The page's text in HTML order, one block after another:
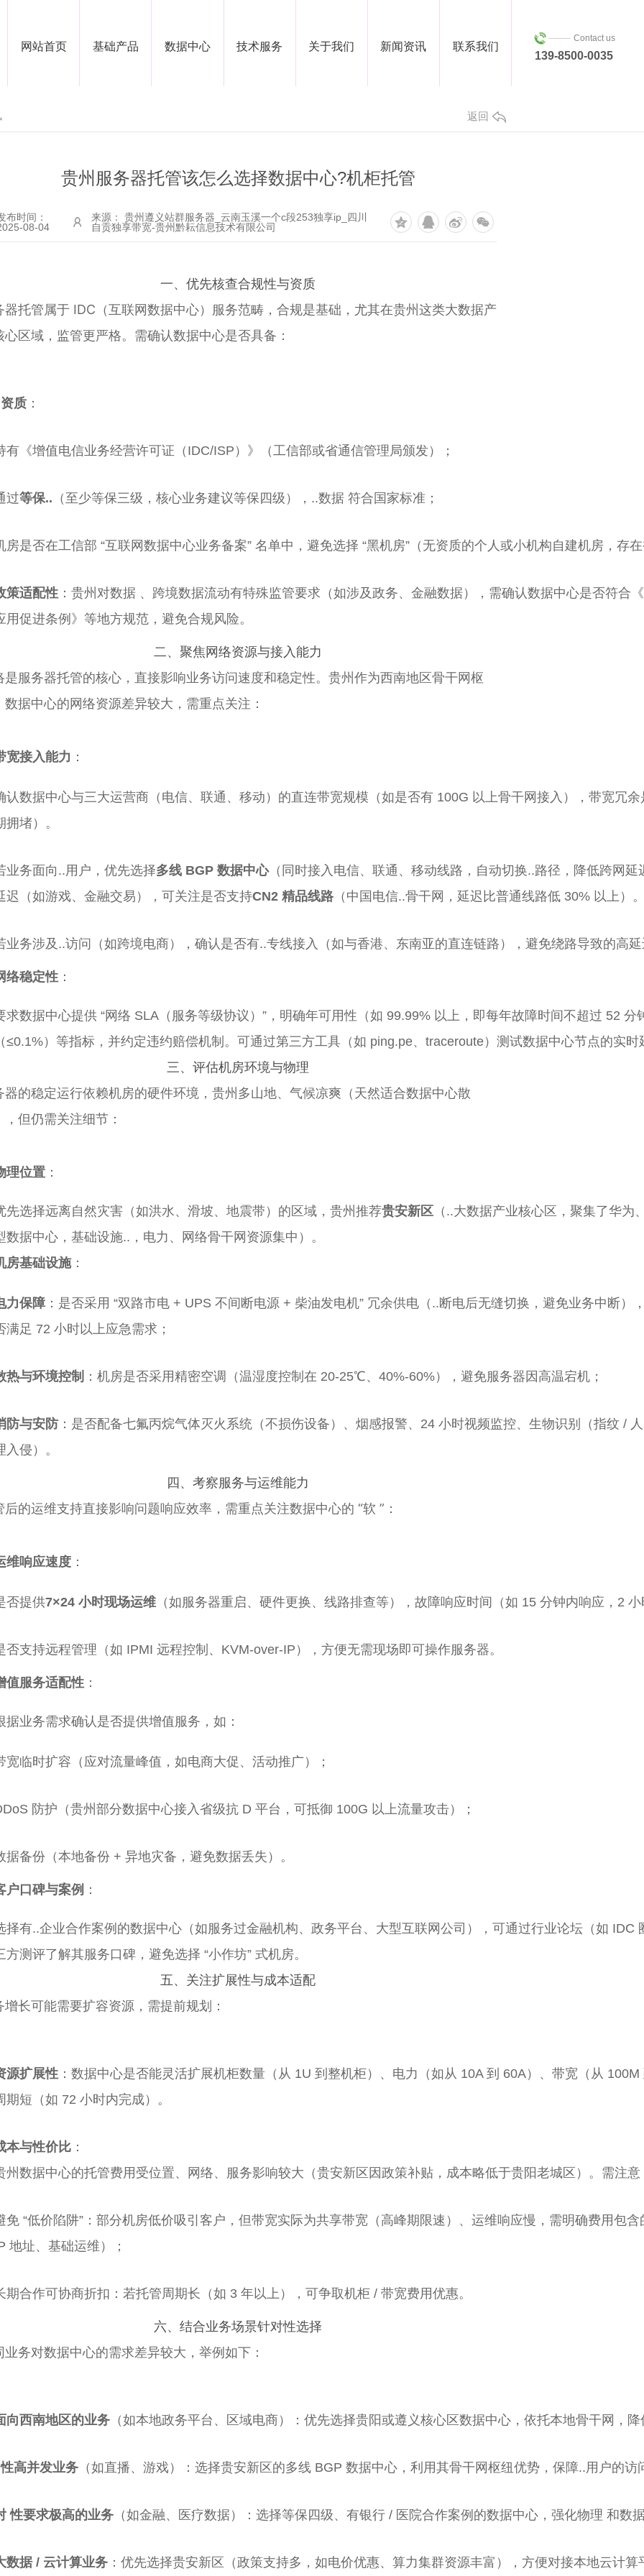
网站首页 基础产品 数据中心 技术服务 关于我们 新闻资讯 联系我们
Contact us
139-8500-0035
返回
贵州服务器托管该怎么选择数据中心?机柜托管
布时间：
08-04
来源： 贵州遵义站群服务器_云南玉溪一个c段253独享ip_四川
自贡独享带宽-贵州黔耘信息技术有限公司
一、优先核查合规性与资质
器托管属于 IDC（互联网数据中心）服务范畴，合规是基础，尤其在贵州这类大数据产
心区域，监管更严格。需确认数据中心是否具备：
质 ：
有《增值电信业务经营许可证（IDC/ISP）》（工信部或省通信管理局颁发）；
过等保.. （至少等保三级，核心业务建议等保四级），..数据 符合国家标准；
房是否在工信部 “互联网数据中心业务备案” 名单中，避免选择 “黑机房”（无资质的个人或小机构自建机房，存
策适配性 ：贵州对数据 、跨境数据流动有特殊监管要求（如涉及政务、金融数据），需确认数据中心是否符合
用促进条例》等地方规范，避免合规风险。
二、聚焦 网络资源与接入能力
是服务器托管的核心，直接影响业务访问速度和稳定性。贵州作为西南地区骨干网枢
数据中心的网络资源差异较大，需重点关注：
宽接入能力 ：
认数据中心与三大运营商（电信、联通、移动）的直连带宽规模（如是否有 100G 以上骨干网接入），带宽冗
拥堵）。
业务面向..用户，优先选择多线 BGP 数据中心（同时接入电信、联通、移动线路，自动切换..路径，降低跨网延
迟（如游戏、金融交易），可关注是否支持CN2 精品线路 （中国电信..骨干网，延迟比普通线路低 30% 以上）
业务涉及..访问（如跨境电商），确认是否有..专线接入（如与香港、东南亚的直连链路），避免绕路导致的高
络稳定性 ：
求数据中心提供 “网络 SLA（服务等级协议）”，明确年可用性（如 99.99% 以上，即每年故障时间不超过 52 分
≤0.1%）等指标，并约定违约赔偿机制。可通过第三方工具（如 ping.pe、traceroute）测试数据中心节点的实时
三、评估机房环境与物理
器的稳定运行依赖机房的硬件环境，贵州多山地、气候凉爽（天然适合数据中心散
，但仍需关注细节：
理位置 ：
先选择远离自然灾害（如洪水、滑坡、地震带）的区域，贵州推荐贵安新区 （..大数据产业核心区，聚集了华为
数据中心，基础设施..，电力、网络骨干网资源集中）。
房基础设施：
力保障 ：是否采用 “双路市电 + UPS 不间断电源 + 柴油发电机” 冗余供电（..断电后无缝切换，避免业务中断）
满足 72 小时以上应急需求；
热与环境控制 ：机房是否采用精密空调（温湿度控制在 20-25℃、40%-60%），避免服务器因高温宕机；
防与安防 ：是否配备七氟丙烷气体灭火系统（不损伤设备）、烟感报警、24 小时视频监控、生物识别（指纹 /
入侵）。
四、考察服务与运维能力
后的运维支持直接影响问题响应效率，需重点关注数据中心的 “软 ”：
维响应速度 ：
否提供7×24 小时现场运维 （如服务器重启、硬件更换、线路排查等），故障响应时间（如 15 分钟内响应，2
否支持远程管理（如 IPMI 远程控制、KVM-over-IP），方便无需现场即可操作服务器。
值服务适配性 ：
据业务需求确认是否提供增值服务，如：
宽临时扩容（应对流量峰值，如电商大促、活动推广）；
防护（贵州部分数据中心接入省级抗 D 平台，可抵御 100G 以上流量攻击）；
据备份（本地备份 + 异地灾备，避免数据丢失）。
户口碑与案例 ：
择有..企业合作案例的数据中心（如服务过金融机构、政务平台、大型互联网公司），可通过行业论坛（如 IDC
方测评了解其服务口碑，避免选择 “小作坊” 式机房。
五、关注扩展性与成本适配
增长可能需要扩容资源，需提前规划：
源扩展性 ：数据中心是否能灵活扩展机柜数量（从 1U 到整机柜）、电力（如从 10A 到 60A）、带宽（从
期短（如 72 小时内完成）。
本与性价比 ：
州数据中心的托管费用受位置、网络、服务影响较大（贵安新区因政策补贴，成本略低于贵阳老城区）。需注意
免 “低价陷阱”：部分机房低价吸引客户，但带宽实际为共享带宽（高峰期限速）、运维响应慢，需明确费用包
地址、基础运维）；
期合作可协商折扣：若托管周期长（如 3 年以上），可争取机柜 / 带宽费用优惠。
六、结合业务场景针对性选择
业务对数据中心的需求差异较大，举例如下：
向西南地区的业务 （如本地政务平台、区域电商）：优先选择贵阳或遵义核心区数据中心，依托本地骨干网，
高并发业务 （如直播、游戏）：选择贵安新区的多线 BGP 数据中心，利用其骨干网枢纽优势，保障..用户的访
性要求极高的业务 （如金融、医疗数据）：选择等保四级、有银行 / 医院合作案例的数据中心，强化物理 和数
数据 / 云计算业务 ：优先选择贵安新区（政策支持多，如电价优惠、算力集群资源丰富），方便对接本地云计